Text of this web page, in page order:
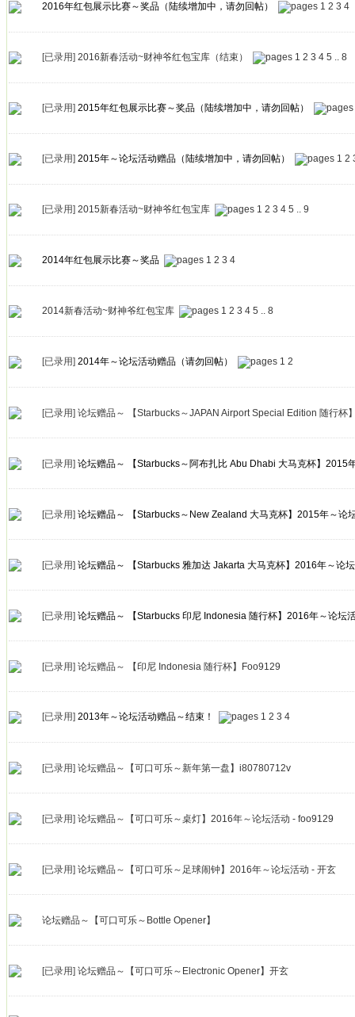
2016年红包展示比赛～奖品（陆续增加中，请勿回帖） 1 2 3 4
[已录用] 2016新春活动~财神爷红包宝库（结束） 1 2 3 4 5 .. 8
[已录用] 2015年红包展示比赛～奖品（陆续增加中，请勿回帖）
[已录用] 2015年～论坛活动赠品（陆续增加中，请勿回帖） 1 2
[已录用] 2015新春活动~财神爷红包宝库 1 2 3 4 5 .. 9
2014年红包展示比赛～奖品 1 2 3 4
2014新春活动~财神爷红包宝库 1 2 3 4 5 .. 8
[已录用] 2014年～论坛活动赠品（请勿回帖） 1 2
[已录用] 论坛赠品～ 【Starbucks～JAPAN Airport Special Edition 随行杯
[已录用] 论坛赠品～ 【Starbucks～阿布扎比 Abu Dhabi 大马克杯】2015
[已录用] 论坛赠品～ 【Starbucks～New Zealand 大马克杯】2015年～论
[已录用] 论坛赠品～ 【Starbucks 雅加达 Jakarta 大马克杯】2016年～论
[已录用] 论坛赠品～ 【Starbucks 印尼 Indonesia 随行杯】2016年～论坛
[已录用] 论坛赠品～ 【印尼 Indonesia 随行杯】Foo9129
[已录用] 2013年～论坛活动赠品～结束！ 1 2 3 4
[已录用] 论坛赠品～【可口可乐～新年第一盘】i80780712v
[已录用] 论坛赠品～【可口可乐～桌灯】2016年～论坛活动 - foo9129
[已录用] 论坛赠品～【可口可乐～足球闹钟】2016年～论坛活动 - 开玄
论坛赠品～【可口可乐～Bottle Opener】
[已录用] 论坛赠品～【可口可乐～Electronic Opener】开玄